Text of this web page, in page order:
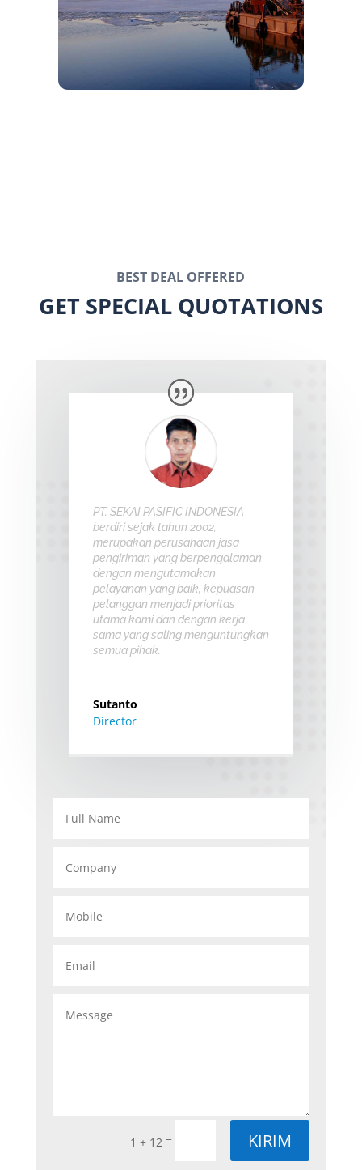
BEST DEAL OFFERED
GET SPECIAL QUOTATIONS
PT. SEKAI PASIFIC INDONESIA
berdiri sejak tahun 2002,
merupakan perusahaan jasa
pengiriman yang berpengalaman
dengan mengutamakan
pelayanan yang baik, kepuasan
pelanggan menjadi prioritas
utama kami dan dengan kerja
sama yang saling menguntungkan
semua pihak.
Sutanto
Director
1 + 12 = KIRIM